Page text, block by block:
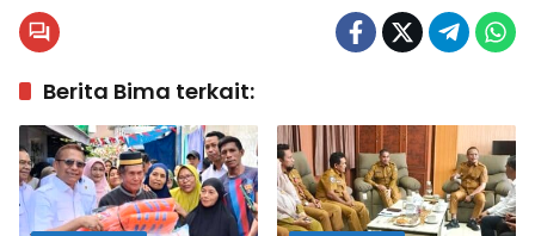
Berita Bima terkait: